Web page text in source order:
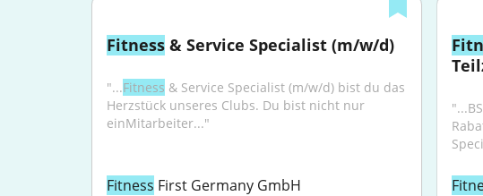
Fitness & Service Specialist (m/w/d)
"...Fitness & Service Specialist (m/w/d) bist du das
Herzstück unseres Clubs. Du bist nicht nur
einMitarbeiter..."
Fitness First Germany GmbH